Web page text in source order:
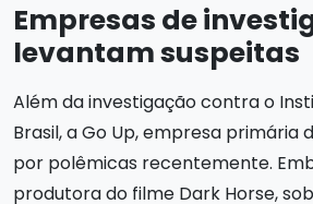
Empresas de
levantam suspeitas
Além da investigação contra o
Brasil, a Go Up, empresa primária
por polêmicas recentemente.
produtora do filme Dark Horse,